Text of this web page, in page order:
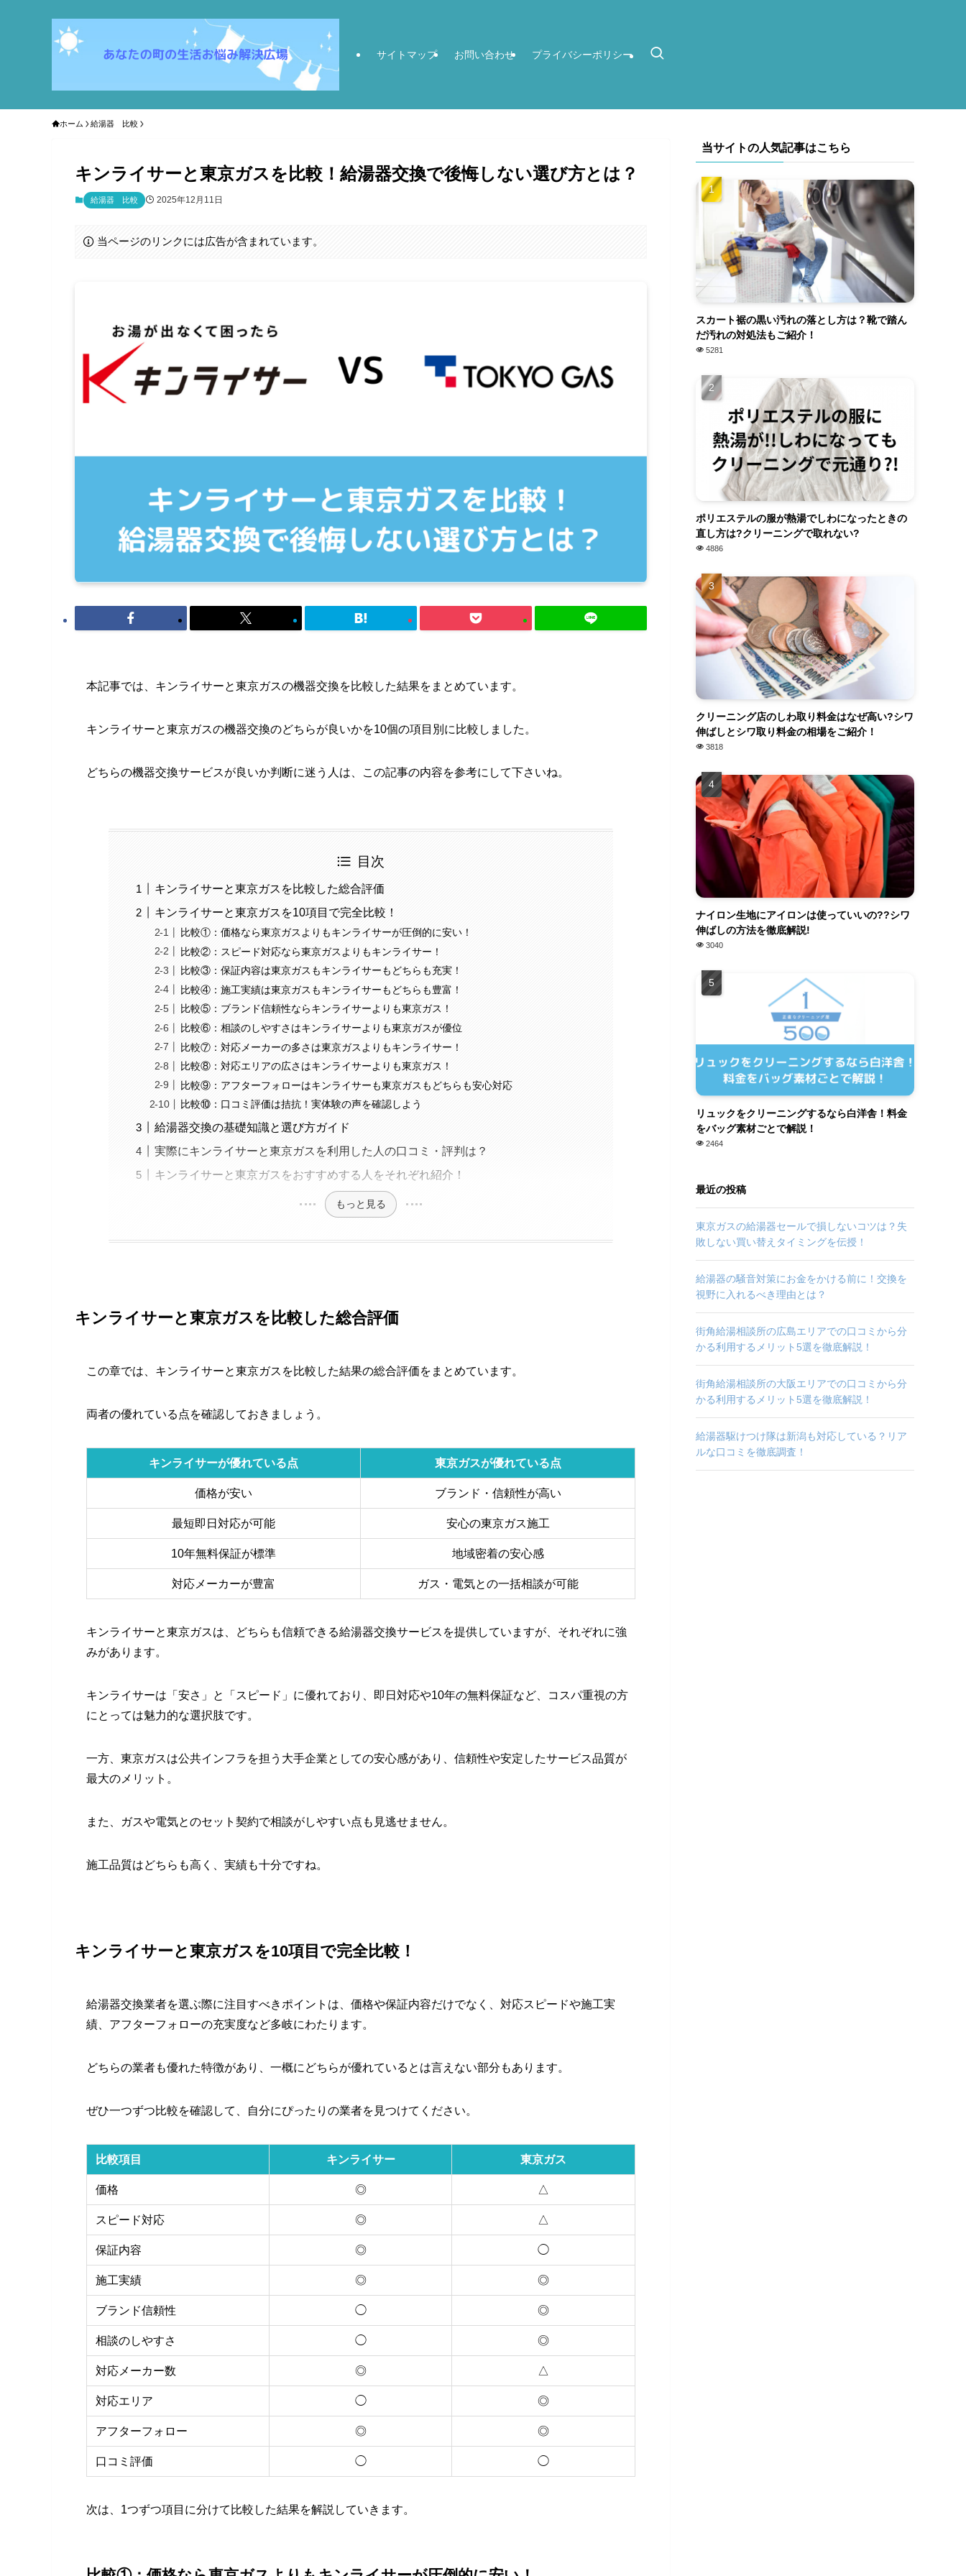
サイトマップ お問い合わせ プライバシーポリシー
ホーム 給湯器 比較
キンライサーと東京ガスを比較！給湯器交換で後悔しない選び方とは？
給湯器 比較 2025年12月11日
当ページのリンクには広告が含まれています。
本記事では、キンライサーと東京ガスの機器交換を比較した結果をまとめています。
キンライサーと東京ガスの機器交換のどちらが良いかを10個の項目別に比較しました。
どちらの機器交換サービスが良いか判断に迷う人は、この記事の内容を参考にして下さいね。
目次
キンライサーと東京ガスを比較した総合評価
キンライサーと東京ガスを10項目で完全比較！
比較①：価格なら東京ガスよりもキンライサーが圧倒的に安い！
比較②：スピード対応なら東京ガスよりもキンライサー！
比較③：保証内容は東京ガスもキンライサーもどちらも充実！
比較④：施工実績は東京ガスもキンライサーもどちらも豊富！
比較⑤：ブランド信頼性ならキンライサーよりも東京ガス！
比較⑥：相談のしやすさはキンライサーよりも東京ガスが優位
比較⑦：対応メーカーの多さは東京ガスよりもキンライサー！
比較⑧：対応エリアの広さはキンライサーよりも東京ガス！
比較⑨：アフターフォローはキンライサーも東京ガスもどちらも安心対応
比較⑩：口コミ評価は拮抗！実体験の声を確認しよう
給湯器交換の基礎知識と選び方ガイド
実際にキンライサーと東京ガスを利用した人の口コミ・評判は？
キンライサーと東京ガスをおすすめする人をそれぞれ紹介！
もっと見る
キンライサーと東京ガスを比較した総合評価
この章では、キンライサーと東京ガスを比較した結果の総合評価をまとめています。
両者の優れている点を確認しておきましょう。
キンライサーが優れている点 東京ガスが優れている点
価格が安い ブランド・信頼性が高い
最短即日対応が可能 安心の東京ガス施工
10年無料保証が標準 地域密着の安心感
対応メーカーが豊富 ガス・電気との一括相談が可能
キンライサーと東京ガスは、どちらも信頼できる給湯器交換サービスを提供していますが、それぞれに強
みがあります。
キンライサーは「安さ」と「スピード」に優れており、即日対応や10年の無料保証など、コスパ重視の方
にとっては魅力的な選択肢です。
一方、東京ガスは公共インフラを担う大手企業としての安心感があり、信頼性や安定したサービス品質が
最大のメリット。
また、ガスや電気とのセット契約で相談がしやすい点も見逃せません。
施工品質はどちらも高く、実績も十分ですね。
キンライサーと東京ガスを10項目で完全比較！
給湯器交換業者を選ぶ際に注目すべきポイントは、価格や保証内容だけでなく、対応スピードや施工実
績、アフターフォローの充実度など多岐にわたります。
どちらの業者も優れた特徴があり、一概にどちらが優れているとは言えない部分もあります。
ぜひ一つずつ比較を確認して、自分にぴったりの業者を見つけてください。
比較項目 キンライサー 東京ガス
価格 ◎ △
スピード対応 ◎ △
保証内容 ◎ ◯
施工実績 ◎ ◎
ブランド信頼性 ◯ ◎
相談のしやすさ ◯ ◎
対応メーカー数 ◎ △
対応エリア ◯ ◎
アフターフォロー ◎ ◎
口コミ評価 ◯ ◯
次は、1つずつ項目に分けて比較した結果を解説していきます。
当サイトの人気記事はこちら
スカート裾の黒い汚れの落とし方は？靴で踏ん
だ汚れの対処法もご紹介！
5281
ポリエステルの服が熱湯でしわになったときの
直し方は?クリーニングで取れない?
4886
クリーニング店のしわ取り料金はなぜ高い?シワ
伸ばしとシワ取り料金の相場をご紹介！
3818
ナイロン生地にアイロンは使っていいの??シワ
伸ばしの方法を徹底解説!
3040
リュックをクリーニングするなら白洋舎！料金
をバッグ素材ごとで解説！
2464
最近の投稿
東京ガスの給湯器セールで損しないコツは？失
敗しない買い替えタイミングを伝授！
給湯器の騒音対策にお金をかける前に！交換を
視野に入れるべき理由とは？
街角給湯相談所の広島エリアでの口コミから分
かる利用するメリット5選を徹底解説！
街角給湯相談所の大阪エリアでの口コミから分
かる利用するメリット5選を徹底解説！
給湯器駆けつけ隊は新潟も対応している？リア
ルな口コミを徹底調査！